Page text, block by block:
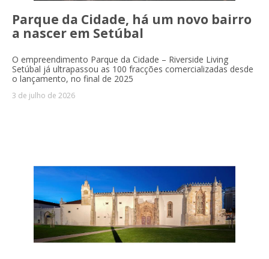
Parque da Cidade, há um novo bairro
a nascer em Setúbal
O empreendimento Parque da Cidade – Riverside Living
Setúbal já ultrapassou as 100 fracções comercializadas desde
o lançamento, no final de 2025
3 de julho de 2026